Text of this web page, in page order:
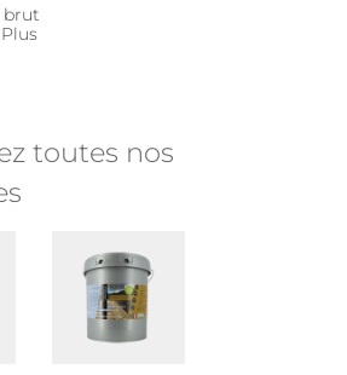
brut
toutes nos